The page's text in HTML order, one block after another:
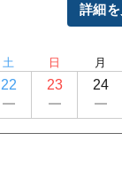
詳細
土
22
日
23
月
24